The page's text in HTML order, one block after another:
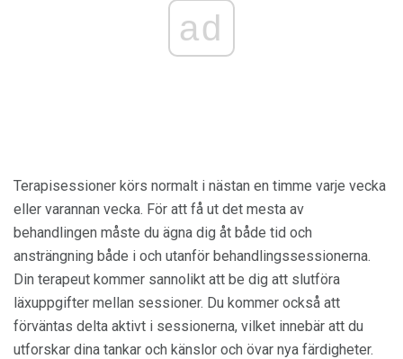
ad
Terapisessioner körs normalt i nästan en timme varje vecka
eller varannan vecka. För att få ut det mesta av
behandlingen måste du ägna dig åt både tid och
ansträngning både i och utanför behandlingssessionerna.
Din terapeut kommer sannolikt att be dig att slutföra
läxuppgifter mellan sessioner. Du kommer också att
förväntas delta aktivt i sessionerna, vilket innebär att du
utforskar dina tankar och känslor och övar nya färdigheter.